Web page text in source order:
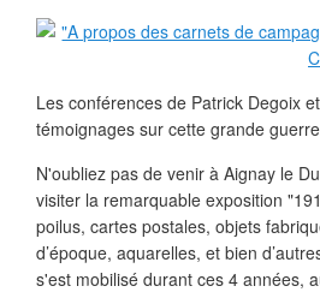
Les conférences de Patrick Degoix
témoignages sur cette grande
N'oubliez pas de venir à Aignay le
visiter la remarquable exposition
poilus, cartes postales, objets
d’époque, aquarelles, et bien
s'est mobilisé durant ces 4 années,